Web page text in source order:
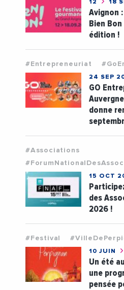
12 18
Avignon
Bien
édition !
#Entrepreneuriat
24 SEP
GO
donne
#Associations
15 OCT
des
2026 !
#Festival
10 JUIN
Un été
une
pensée